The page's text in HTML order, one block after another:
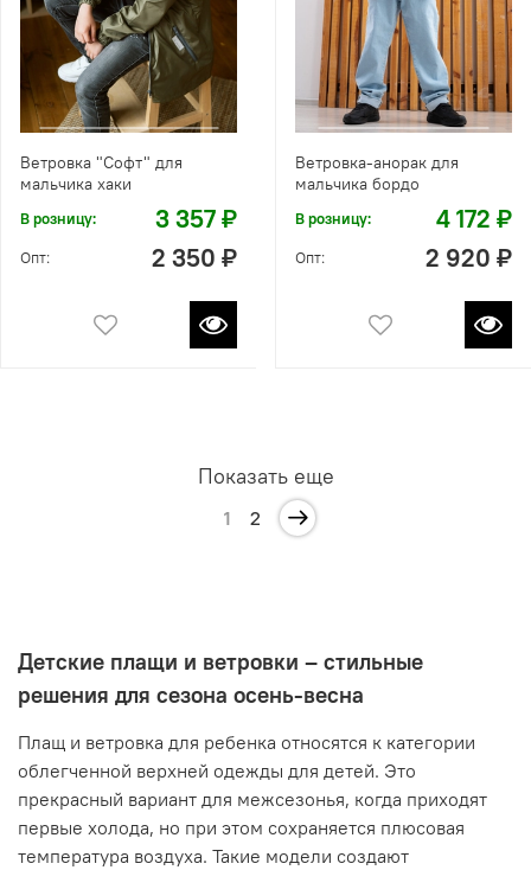
Ветровка "Софт" для
мальчика хаки
В розницу: 3 357 ₽
Опт: 2 350 ₽
Ветровка-анорак для
мальчика бордо
В розницу: 4 172 ₽
Опт: 2 920 ₽
Показать еще
1 2
Детские плащи и ветровки – стильные
решения для сезона осень-весна
Плащ и ветровка для ребенка относятся к категории
облегченной верхней одежды для детей. Это
прекрасный вариант для межсезонья, когда приходят
первые холода, но при этом сохраняется плюсовая
температура воздуха. Такие модели создают